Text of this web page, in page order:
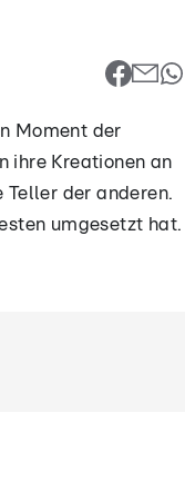
Moment der
ihre Kreationen an
Teller der anderen.
umgesetzt hat.